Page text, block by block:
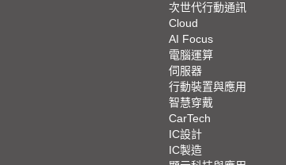
次世代行動通訊
Cloud
AI Focus
電腦運算
伺服器
行動裝置與應用
智慧穿戴
CarTech
IC設計
IC製造